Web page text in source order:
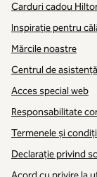
Carduri cadou
Inspirație pentru
Mărcile noastre
Centrul de asistență
Acces special web
Responsabilitate
Termenele și
Declarație privind